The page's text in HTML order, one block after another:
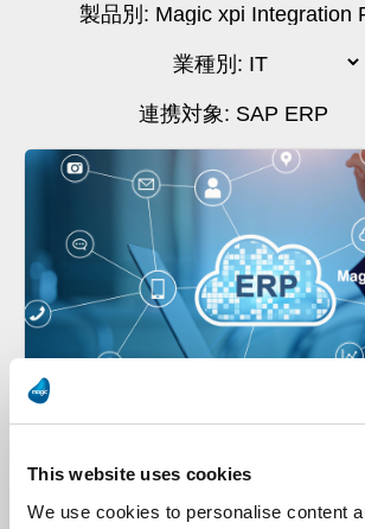
This website uses cookies
We use cookies to personalise content
ワンアイルコンサルティング